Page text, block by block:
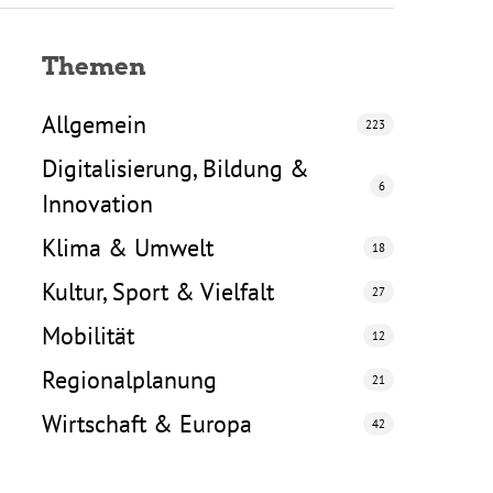
Themen
Allgemein 223
Digitalisierung, Bildung &
Innovation
6
Klima & Umwelt 18
Kultur, Sport & Vielfalt 27
Mobilität 12
Regionalplanung 21
Wirtschaft & Europa 42